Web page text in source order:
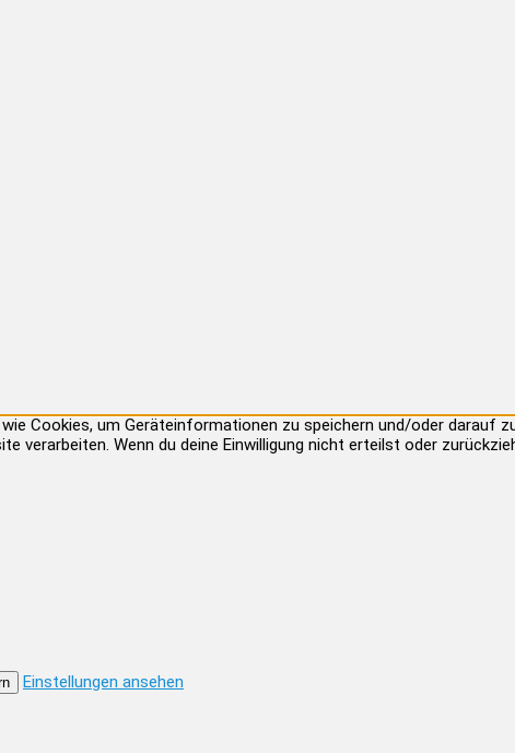
Cookies, um Geräteinformationen zu speichern und/oder darauf
verarbeiten. Wenn du deine Einwilligung nicht erteilst oder
Einstellungen ansehen